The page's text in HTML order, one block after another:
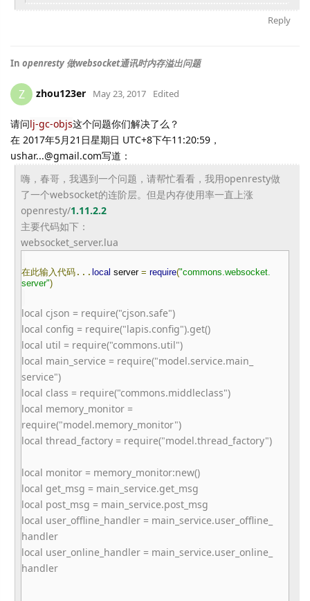
Reply
In openresty 做websocket通讯时内存溢出问题
Z zhou123er May 23, 2017 Edited
请问lj-gc-objs这个问题你们解决了么？
在 2017年5月21日星期日 UTC+8下午11:20:59，
ushar...@gmail.com写道：
嗨，春哥，我遇到一个问题，请帮忙看看， 我用openresty做
了一个websocket的连阶层。 但是内存使用率一直上涨
openresty/1.11.2.2
主要代码如下：
websocket_server.lua
在此输入代码... local server = require("commons.websocket.
server")
local cjson = require("cjson.safe")
local config = require("lapis.config").get()
local util = require("commons.util")
local main_service = require("model.service.main_
service")
local class = require("commons.middleclass")
local memory_monitor =
require("model.memory_monitor")
local thread_factory = require("model.thread_factory")
local monitor = memory_monitor:new()
local get_msg = main_service.get_msg
local post_msg = main_service.post_msg
local user_offline_handler = main_service.user_offline_
handler
local user_online_handler = main_service.user_online_
handler